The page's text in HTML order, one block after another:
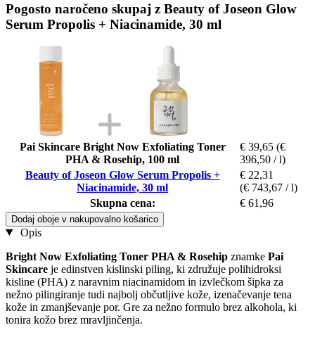
Pogosto naročeno skupaj z Beauty of Joseon Glow
Serum Propolis + Niacinamide, 30 ml
Pai Skincare Bright Now Exfoliating Toner
PHA & Rosehip, 100 ml
€ 39,65 (€
396,50 / l)
Beauty of Joseon Glow Serum Propolis +
Niacinamide, 30 ml
€ 22,31
(€ 743,67 / l)
Skupna cena:
€ 61,96
Dodaj oboje v nakupovalno košarico
Opis
Bright Now Exfoliating Toner PHA & Rosehip znamke Pai
Skincare je edinstven kislinski piling, ki združuje polihidroksi
kisline (PHA) z naravnim niacinamidom in izvlečkom šipka za
nežno pilingiranje tudi najbolj občutljive kože, izenačevanje tena
kože in zmanjševanje por. Gre za nežno formulo brez alkohola, ki
tonira kožo brez mravljinčenja.